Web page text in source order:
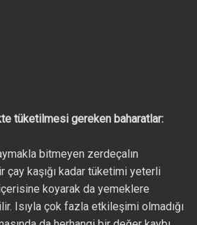
tüketilmesi gereken baharatlar:
bitmeyen zerdeçalın
çay kaşığı kadar tüketimi yeterli
koyarak da yemeklere
Isıyla çok fazla etkileşimi olmadığı